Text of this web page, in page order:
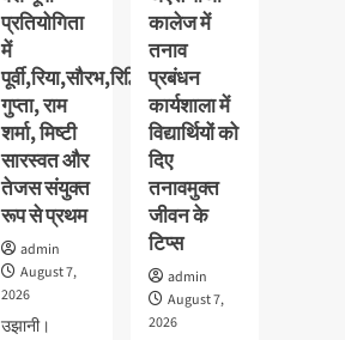
पुरस्कार
से
सम्मानित
प्रतियोगिता
में
पूर्वी,रिया,सौरभ,रिद्धि
गुप्ता, राम
शर्मा, मिष्टी
सारस्वत और
तेजस संयुक्त
रूप से प्रथम
admin
August 7,
2026
उझानी।
कालेज में
तनाव
प्रबंधन
कार्यशाला में
विद्यार्थियों को
दिए
तनावमुक्त
जीवन के
टिप्स
admin
August 7,
2026